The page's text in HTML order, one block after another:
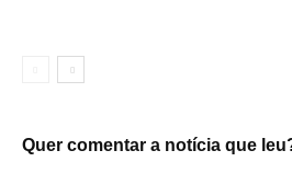
Quer comentar a notícia que